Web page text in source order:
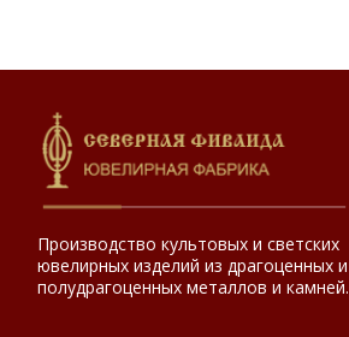
Производство культовых и светских
ювелирных изделий из драгоценных и
полудрагоценных металлов и камней.